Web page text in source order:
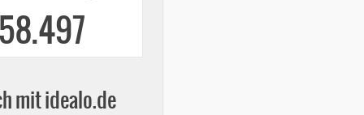
mit idealo.de